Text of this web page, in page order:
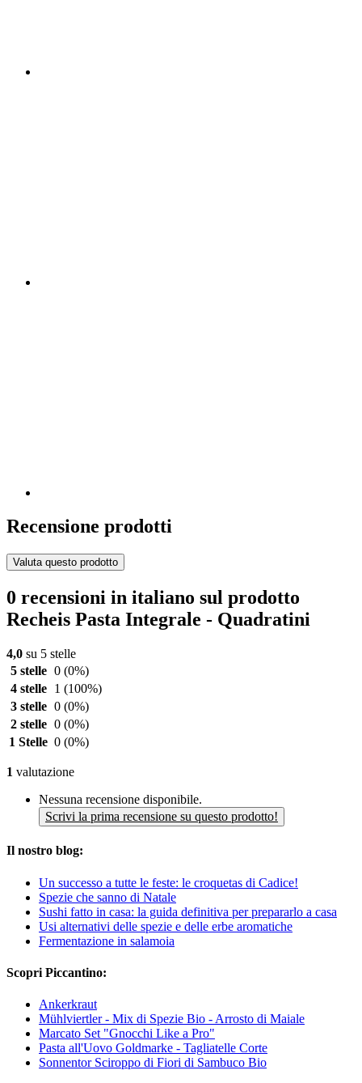
Recensione prodotti
Valuta questo prodotto
0 recensioni in italiano sul prodotto
Recheis Pasta Integrale - Quadratini
4,0 su 5 stelle
5 stelle 0 (0%)
4 stelle
1 (100%)
3 stelle 0 (0%)
2 stelle 0 (0%)
1 Stelle 0 (0%)
1 valutazione
Nessuna recensione disponibile.
Scrivi la prima recensione su questo prodotto!
Il nostro blog:
Un successo a tutte le feste: le croquetas di Cadice!
Spezie che sanno di Natale
Sushi fatto in casa: la guida definitiva per prepararlo a casa
Usi alternativi delle spezie e delle erbe aromatiche
Fermentazione in salamoia
Scopri Piccantino:
Ankerkraut
Mühlviertler - Mix di Spezie Bio - Arrosto di Maiale
Marcato Set "Gnocchi Like a Pro"
Pasta all'Uovo Goldmarke - Tagliatelle Corte
Sonnentor Sciroppo di Fiori di Sambuco Bio